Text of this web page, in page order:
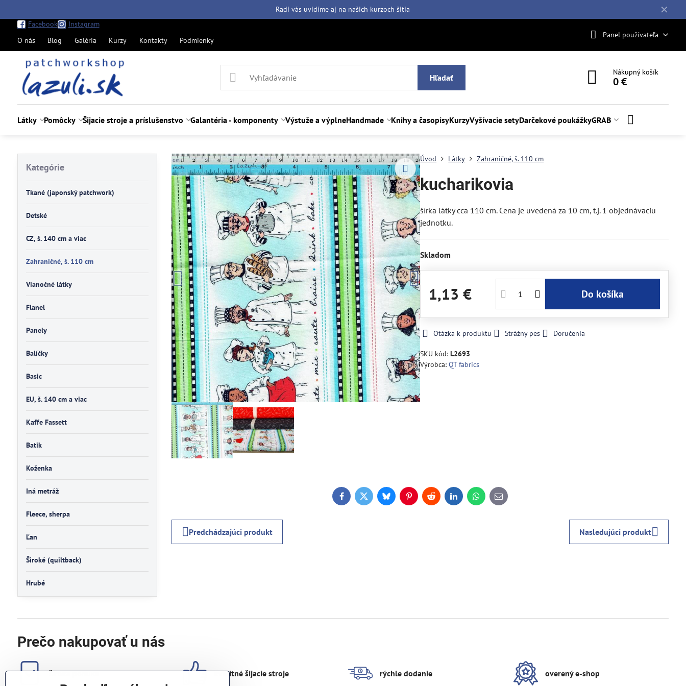
✕
Radi vás uvidíme aj na našich kurzoch šitia
Facebook
Instagram
O nás
Blog Galéria Kurzy Kontakty Podmienky
Panel používateľa
Hľadať
Nákupný košík
0 €
Látky Pomôcky Šijacie stroje a príslušenstvo Galantéria - komponenty Výstuže a výplneHandmade Knihy a časopisyKurzyVyšívacie setyDarčekové poukážkyGRAB
Úvod Látky Zahraničné, š. 110 cm
kucharikovia
šírka látky cca 110 cm. Cena je uvedená za 10 cm, t.j. 1 objednávaciu
jednotku.
Skladom
1,13 € Do košíka
Otázka k produktu Strážny pes Doručenia
SKU kód:L2693
Výrobca:QT fabrics
FacebookTwitterBlueskyPinterestRedditLinkedInWhatsApp
E-
mail
Predchádzajúci produkt Nasledujúci produkt
Kategórie
Tkané (japonský patchwork)
Detské
CZ, š. 140 cm a viac
Zahraničné, š. 110 cm
Vianočné látky
Flanel
Panely
Balíčky
Basic
EU, š. 140 cm a viac
Kaffe Fassett
Batik
Koženka
Iná metráž
Fleece, sherpa
Ľan
Široké (quiltback)
Hrubé
Prečo nakupovať u nás
široká ponuka kvalitné šijacie stroje rýchle dodanie overený e-shop